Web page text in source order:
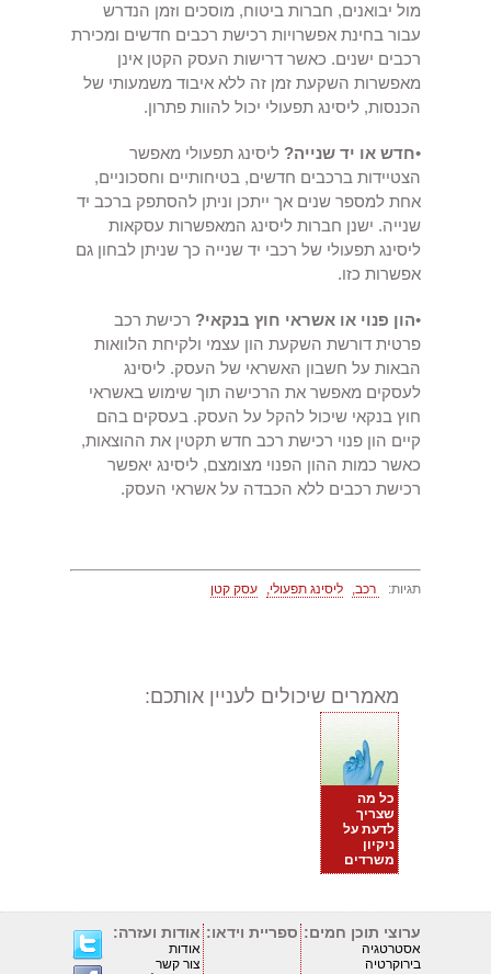
מול יבואנים, חברות ביטוח, מוסכים וזמן הנדרש
עבור בחינת אפשרויות רכישת רכבים חדשים ומכירת
רכבים ישנים. כאשר דרישות העסק הקטן אינן
מאפשרות השקעת זמן זה ללא איבוד משמעותי של
הכנסות, ליסינג תפעולי יכול להוות פתרון.
•חדש או יד שנייה? ליסינג תפעולי מאפשר
הצטיידות ברכבים חדשים, בטיחותיים וחסכוניים,
אחת למספר שנים אך ייתכן וניתן להסתפק ברכב יד
שנייה. ישנן חברות ליסינג המאפשרות עסקאות
ליסינג תפעולי של רכבי יד שנייה כך שניתן לבחון גם
אפשרות כזו.
•הון פנוי או אשראי חוץ בנקאי? רכישת רכב
פרטית דורשת השקעת הון עצמי ולקיחת הלוואות
הבאות על חשבון האשראי של העסק. ליסינג
לעסקים מאפשר את הרכישה תוך שימוש באשראי
חוץ בנקאי שיכול להקל על העסק. בעסקים בהם
קיים הון פנוי רכישת רכב חדש תקטין את ההוצאות,
כאשר כמות ההון הפנוי מצומצם, ליסינג יאפשר
רכישת רכבים ללא הכבדה על אשראי העסק.
תגיות: רכב, ליסינג תפעולי, עסק קטן
מאמרים שיכולים לעניין אותכם:
כל מה
שצריך
לדעת על
ניקיון
משרדים
ערוצי תוכן חמים:
אסטרטגיה
בירוקרטיה
ספריית וידאו: אודות ועזרה:
אודות
צור קשר